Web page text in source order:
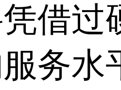
借过
务水